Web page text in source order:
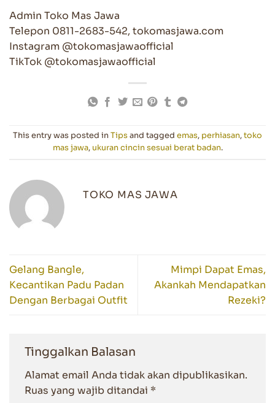
Admin Toko Mas Jawa
Telepon 0811-2683-542, tokomasjawa.com
Instagram @tokomasjawaofficial
TikTok @tokomasjawaofficial
This entry was posted inTipsand tagged emas, perhiasan,toko
mas jawa, ukuran cincin sesuai berat badan.
TOKO MAS JAWA
Gelang Bangle,
Kecantikan Padu Padan
Dengan Berbagai Outfit
Mimpi Dapat Emas,
Akankah Mendapatkan
Rezeki?
Tinggalkan Balasan
Alamat email Anda tidak akan dipublikasikan.
Ruas yang wajib ditandai *